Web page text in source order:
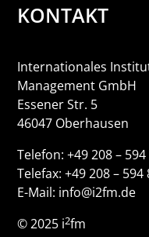
KONTAKT
Internationales
Management GmbH
Essener Str. 5
46047 Oberhausen
Telefon: +49 208 –
Telefax: +49 208 – 594
E-Mail: info@i2fm.de
© 2025 i2fm